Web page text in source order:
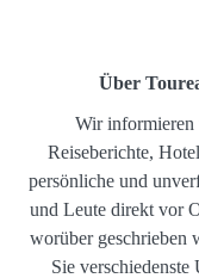
Über
Wir informieren
Reiseberichte,
persönliche und
und Leute direkt vor
worüber geschrieben
Sie